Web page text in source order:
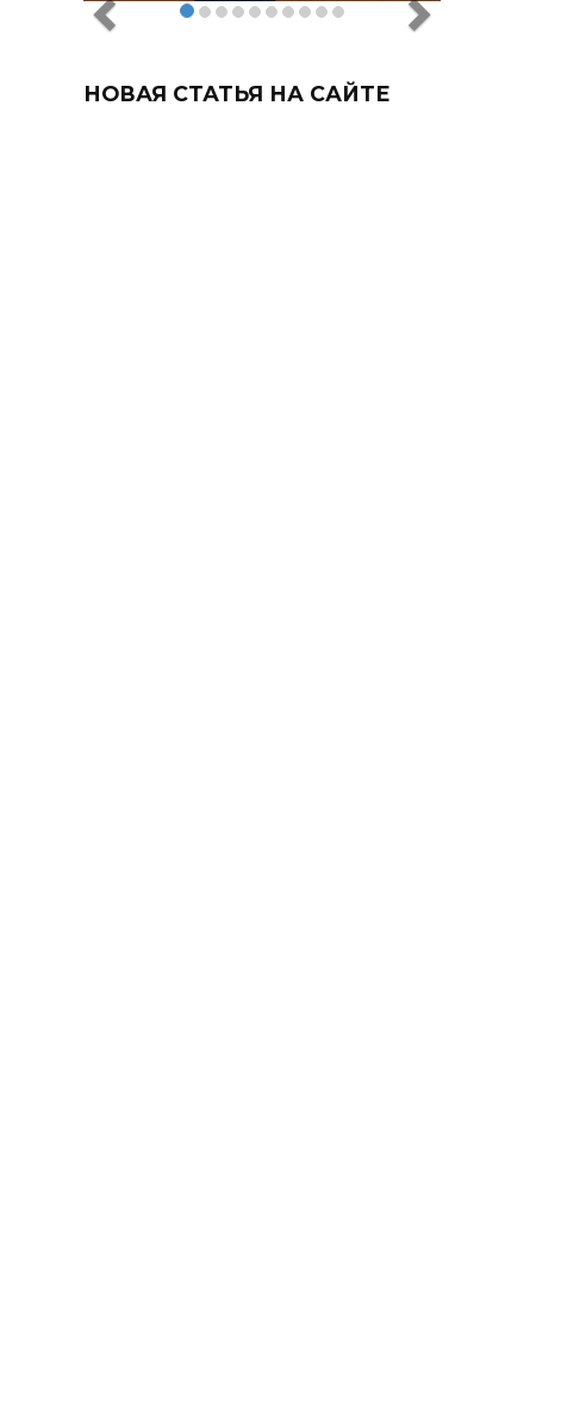
НОВАЯ СТАТЬЯ НА САЙТЕ